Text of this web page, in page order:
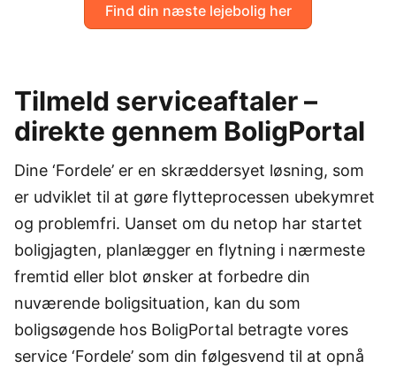
Find din næste lejebolig her
Tilmeld serviceaftaler –
direkte gennem BoligPortal
Dine ‘Fordele’ er en skræddersyet løsning, som
er udviklet til at gøre flytteprocessen ubekymret
og problemfri. Uanset om du netop har startet
boligjagten, planlægger en flytning i nærmeste
fremtid eller blot ønsker at forbedre din
nuværende boligsituation, kan du som
boligsøgende hos BoligPortal betragte vores
service ‘Fordele’ som din følgesvend til at opnå